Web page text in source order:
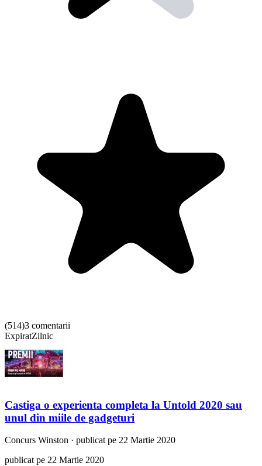
(514)3 comentarii
ExpiratZilnic
Castiga o experienta completa la Untold 2020 sau
unul din miile de gadgeturi
Concurs Winston · publicat pe 22 Martie 2020
publicat pe 22 Martie 2020